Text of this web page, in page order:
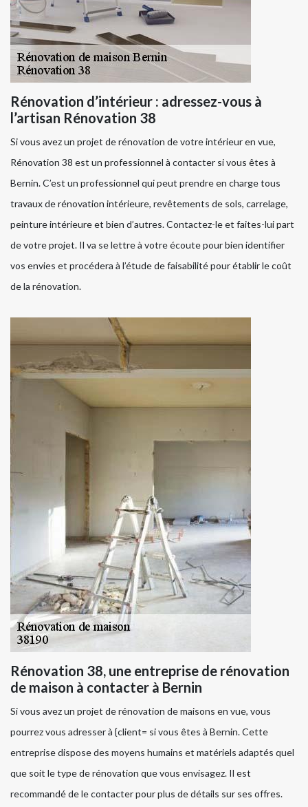
Rénovation d’intérieur : adressez-vous à
l’artisan Rénovation 38
Si vous avez un projet de rénovation de votre intérieur en vue,
Rénovation 38 est un professionnel à contacter si vous êtes à
Bernin. C’est un professionnel qui peut prendre en charge tous
travaux de rénovation intérieure, revêtements de sols, carrelage,
peinture intérieure et bien d’autres. Contactez-le et faites-lui part
de votre projet. Il va se lettre à votre écoute pour bien identifier
vos envies et procédera à l’étude de faisabilité pour établir le coût
de la rénovation.
Rénovation 38, une entreprise de rénovation
de maison à contacter à Bernin
Si vous avez un projet de rénovation de maisons en vue, vous
pourrez vous adresser à {client= si vous êtes à Bernin. Cette
entreprise dispose des moyens humains et matériels adaptés quel
que soit le type de rénovation que vous envisagez. Il est
recommandé de le contacter pour plus de détails sur ses offres.